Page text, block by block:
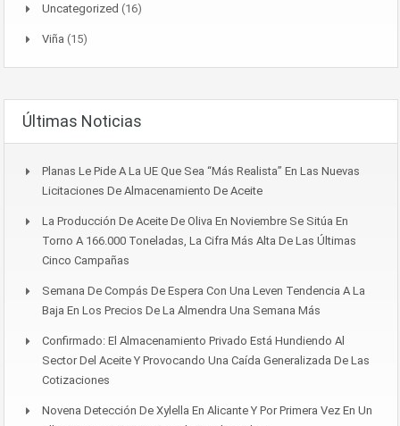
Uncategorized (16)
Viña (15)
Últimas Noticias
Planas Le Pide A La UE Que Sea “más Realista” En Las Nuevas
Licitaciones De Almacenamiento De Aceite
La Producción De Aceite De Oliva En Noviembre Se Sitúa En
Torno A 166.000 Toneladas, La Cifra Más Alta De Las Últimas
Cinco Campañas
Semana De Compás De Espera Con Una Leven Tendencia A La
Baja En Los Precios De La Almendra Una Semana Más
Confirmado: El Almacenamiento Privado Está Hundiendo Al
Sector Del Aceite Y Provocando Una Caída Generalizada De Las
Cotizaciones
Novena Detección De Xylella En Alicante Y Por Primera Vez En Un